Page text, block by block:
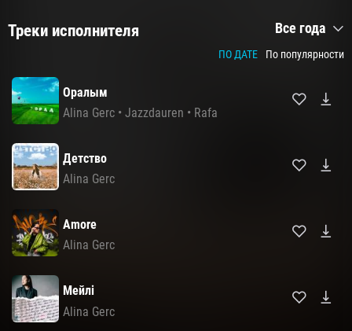
Треки исполнителя Все года
ПО ДАТЕ По популярности
Оралым
Alina Gerc • Jazzdauren • Rafa
Детство
Alina Gerc
Amore
Alina Gerc
Мейлі
Alina Gerc